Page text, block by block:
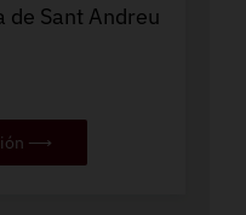
de Sant Andreu
⟶